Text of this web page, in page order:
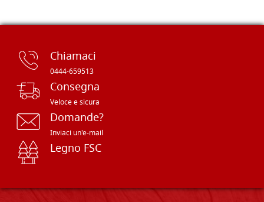
Chiamaci
0444-659513
Consegna
Veloce e sicura
Domande?
Inviaci un'e-mail
Legno FSC